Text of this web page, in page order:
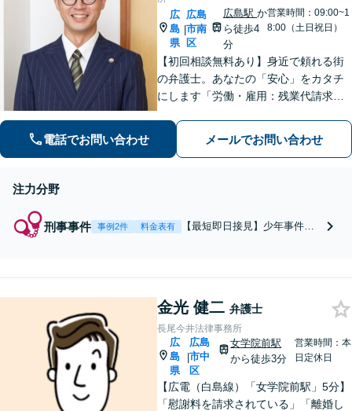
広
島
県
|
広島
市南
区
広島駅か
ら徒歩4
分
営業時間：09:00~1
8:00（土日祝日）
【初回相談無料あり】身近で頼れる街
の弁護士。あなたの「安心」をカタチ
にします「労働・雇用：残業代請求、
実績が豊富」「不動産：不動産を相続
すべきか、放棄すべきか冷静に判断で
電話でお問い合わせ メールでお問い合わせ
注力分野
刑事事件 事例2件 料金表有
【最短即日接見】少年事件の
執行猶予獲得に向けて、依頼
ポートいたします【猿猴橋町
駅2分】
金光 健二 弁護士
長尾今井法律事務所
広
島
県
|
広島
市中
区
女学院前駅
から徒歩3分
営業時間：本
日定休日
【広電（白島線）「女学院前駅」5分】
「慰謝料を請求されている」「離婚し